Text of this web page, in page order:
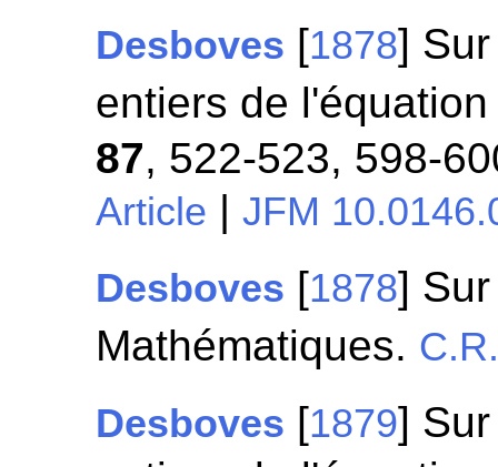
Desboves [1878]
entiers de
87, 522-523, 598-
Article |JFM
Desboves [1878]
Mathématiques.
Desboves [1879]